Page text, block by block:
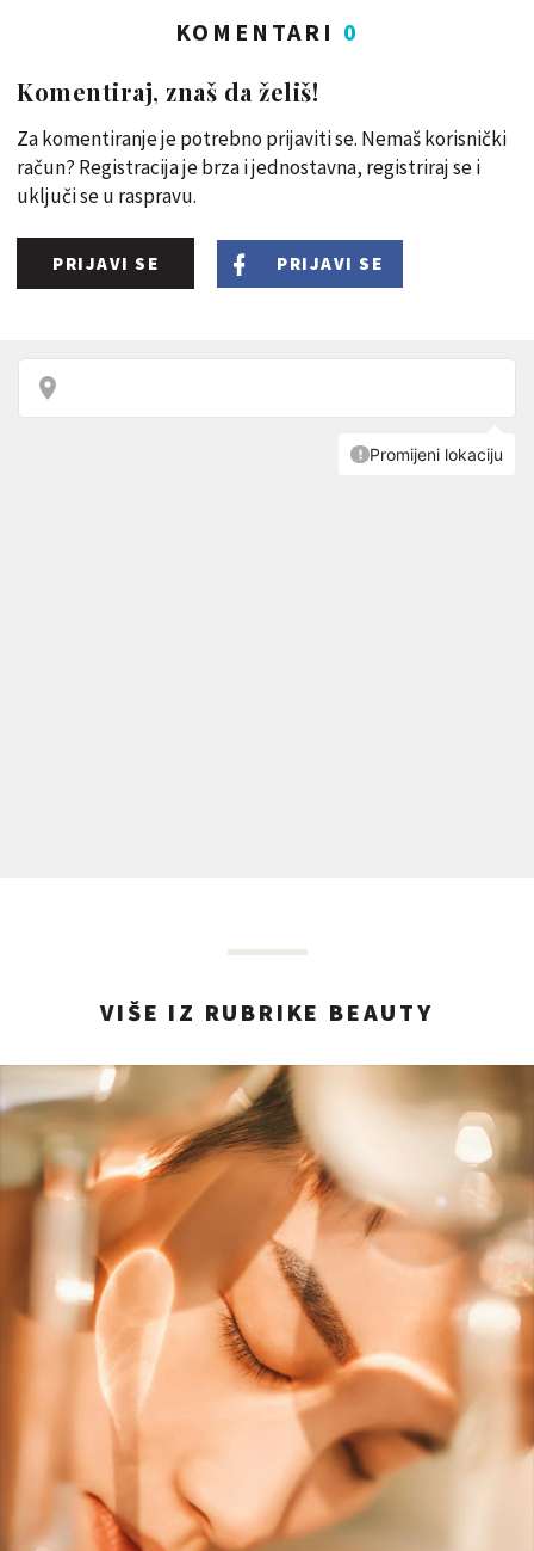
KOMENTARI 0
Komentiraj, znaš da želiš!
Za komentiranje je potrebno prijaviti se. Nemaš korisnički
račun? Registracija je brza i jednostavna, registriraj se i
uključi se u raspravu.
PRIJAVI SE PRIJAVI SE
VIŠE IZ RUBRIKE BEAUTY